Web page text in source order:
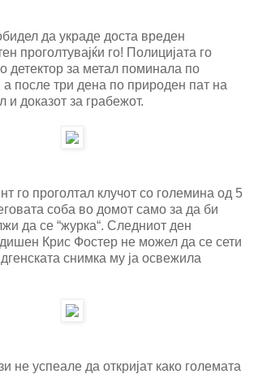
да украде доста вреден
проголтувајќи го! Полицијата го
детектор за метал поминала по
а после три дена по природен пат на
и доказот за грабежот.
го проголтал клучот со големина од 5
соба во домот само за да би
да се “журка“. Следниот ден
Крис Фостер не можел да се сети
снимка му ја освежила
не успеале да откријат како големата